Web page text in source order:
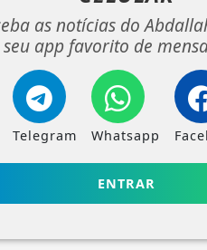
as notícias do
seu app favorito de
Telegram Whatsapp
ENTRAR